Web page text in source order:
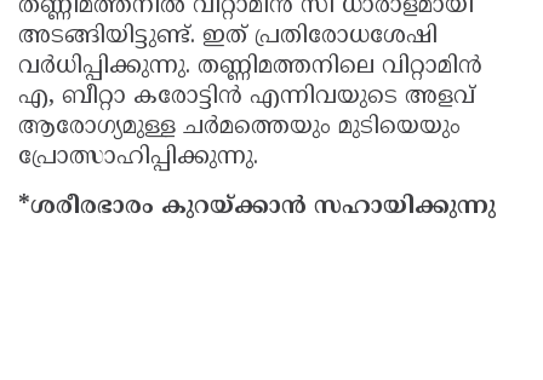
തണ്ണിമത്തനില്‍ വിറ്റാമിന്‍ സി ധാരാളമായി
അടങ്ങിയിട്ടുണ്ട്. ഇത് പ്രതിരോധശേഷി
വര്‍ധിപ്പിക്കുന്നു. തണ്ണിമത്തനിലെ വിറ്റാമിന്‍
എ, ബീറ്റാ കരോട്ടിന്‍ എന്നിവയുടെ അളവ്
ആരോഗ്യമുള്ള ചര്‍മത്തെയും മുടിയെയും
പ്രോത്സാഹിപ്പിക്കുന്നു.
*ശരീരഭാരം കുറയ്ക്കാന്‍ സഹായിക്കുന്നു